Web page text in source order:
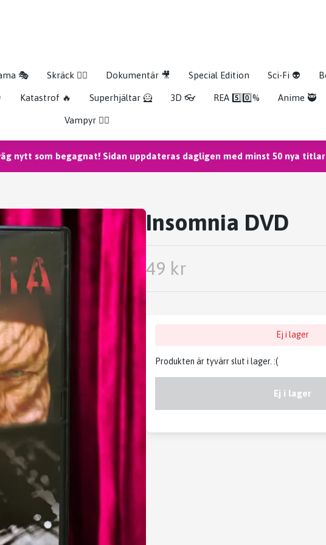
🎭 Skräck 🧟‍♂️ Dokumentär 🎥 Special Edition Sci-Fi 👽
Katastrof 🔥 Superhjältar 🦸 3D 👓 REA 5️⃣0️⃣% Anime 🥷
Vampyr 🧛‍♀️
nytt som begagnat! Sidan uppdateras dagligen med minst 50 nya
Insomnia DVD
49 kr
Ej i lager
Produkten är tyvärr slut i lager. :(
Ej i lager